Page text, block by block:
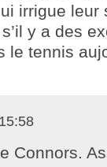
irrigue leur
y a des
tennis
Connors.